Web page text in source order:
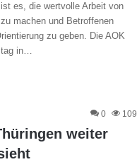
es, die wertvolle Arbeit von
machen und Betroffenen
zu geben. Die AOK
in…
0 109
weiter